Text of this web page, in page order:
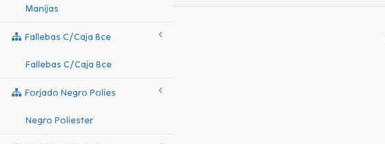
Manijas
Fallebas C/caja Bce
Fallebas C/caja Bce
Forjado Negro Polies
Negro Poliester